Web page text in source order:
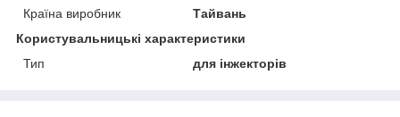
Країна виробник
Тайвань
Користувальницькі характеристики
Тип
для інжекторів